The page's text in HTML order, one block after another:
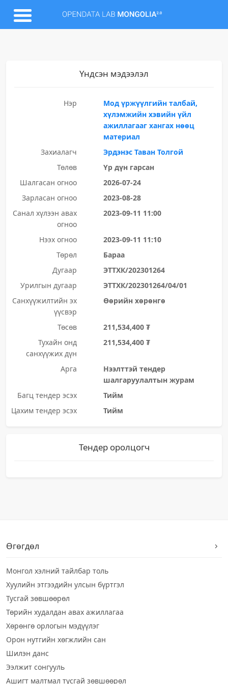
Үндсэн мэдээлэл
Нэр
Мод үржүүлгийн талбай,
хүлэмжийн хэвийн үйл
ажиллагааг хангах нөөц
материал
Захиалагч
Эрдэнэс Таван Толгой
Төлөв
Үр дүн гарсан
Шалгасан огноо
2026-07-24
Зарласан огноо
2023-08-28
Санал хүлээн авах
огноо
2023-09-11 11:00
Нээх огноо
2023-09-11 11:10
Төрөл
Бараа
Дугаар
ЭТТХК/202301264
Урилгын дугаар
ЭТТХК/202301264/04/01
Санхүүжилтийн эх
үүсвэр
Өөрийн хөрөнгө
Төсөв
211,534,400 ₮
Тухайн онд
санхүүжих дүн
211,534,400 ₮
Арга
Нээлттэй тендер
шалгаруулалтын журам
Багц тендер эсэх
Тийм
Цахим тендер эсэх
Тийм
Тендер оролцогч
Өгөгдөл
Монгол хэлний тайлбар толь
Хуулийн этгээдийн улсын бүртгэл
Тусгай зөвшөөрөл
Төрийн худалдан авах ажиллагаа
Хөрөнгө орлогын мэдүүлэг
Орон нутгийн хөгжлийн сан
Шилэн данс
Ээлжит сонгууль
Ашигт малтмал тусгай зөвшөөрөл